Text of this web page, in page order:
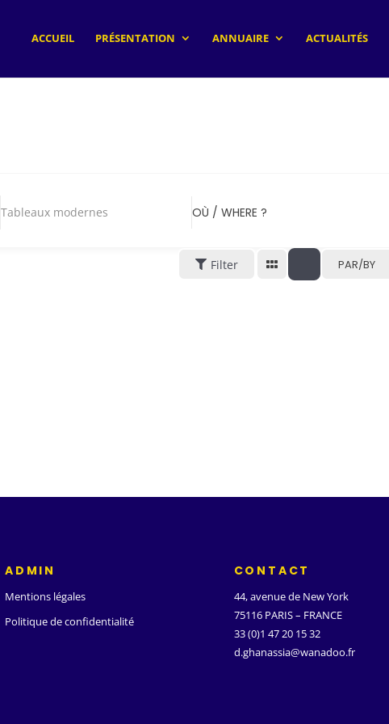
ACCUEIL PRÉSENTATION ANNUAIRE ACTUALITÉS
Tableaux modernes OÙ / WHERE ?
Filter PAR/BY
ADMIN
Mentions légales
Politique de confidentialité
CONTACT
44, avenue de New York
75116 PARIS – FRANCE
33 (0)1 47 20 15 32
d.ghanassia@wanadoo.fr